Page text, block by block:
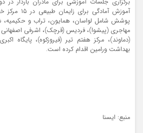
برگزاری جلسات آموزشی برای مادران باردار در
آموزش
پوشش شامل لواسان، همایون، تراب و حکیمیه،
(دماوند)، مرکز هفتم تیر (فیروزکوه)، پایگاه
بهداشت ورامین اقدام کرده است.
منبع: ایسنا